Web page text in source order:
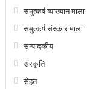
समुत्कर्ष व्याख्यान माला
समुत्कर्ष संस्कार माला
सम्पादकीय
संस्कृति
सेहत